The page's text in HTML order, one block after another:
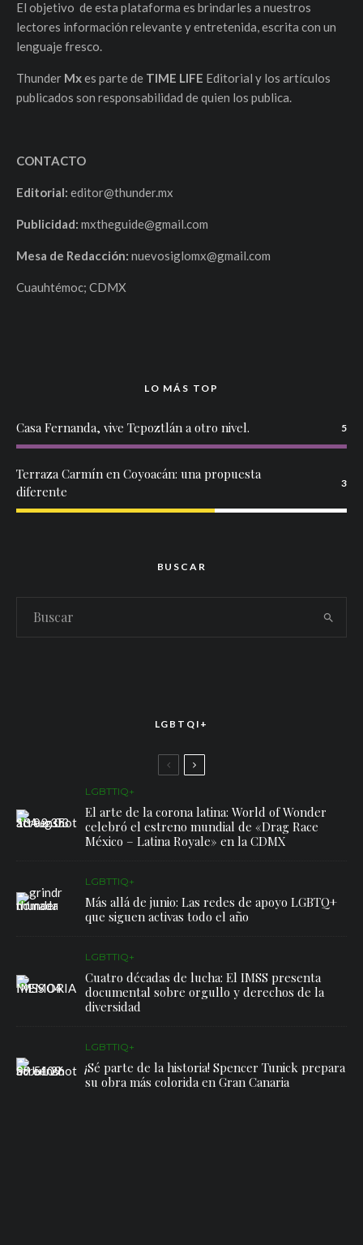
El objetivo de esta plataforma es brindarles a nuestros
lectores información relevante y entretenida, escrita con un
lenguaje fresco.
Thunder Mxes parte de TIME LIFE Editorial y los artículos
publicados son responsabilidad de quien los publica.
CONTACTO
Editorial: editor@thunder.mx
Publicidad: mxtheguide@gmail.com
Mesa de Redacción: nuevosiglomx@gmail.com
Cuauhtémoc; CDMX
LO MÁS TOP
Casa Fernanda, vive Tepoztlán a otro nivel. 5
Terraza Carmín en Coyoacán: una propuesta
diferente
3
BUSCAR
LGBTQI+
LGBTTIQ+
El arte de la corona latina: World of Wonder
celebró el estreno mundial de «Drag Race
México – Latina Royale» en la CDMX
LGBTTIQ+
Más allá de junio: Las redes de apoyo LGBTQ+
que siguen activas todo el año
LGBTTIQ+
Cuatro décadas de lucha: El IMSS presenta
documental sobre orgullo y derechos de la
diversidad
LGBTTIQ+
¡Sé parte de la historia! Spencer Tunick prepara
su obra más colorida en Gran Canaria